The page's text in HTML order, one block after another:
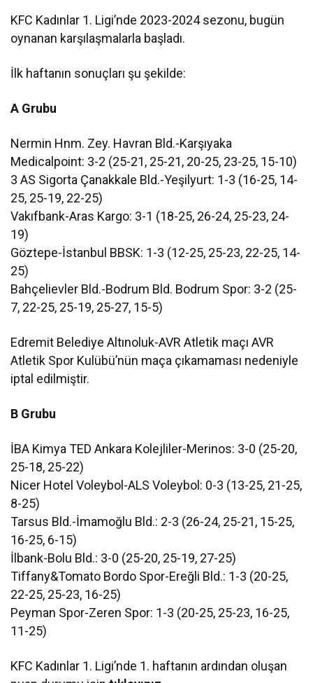
KFC Kadınlar 1. Ligi’nde 2023-2024 sezonu, bugün
oynanan karşılaşmalarla başladı.
İlk haftanın sonuçları şu şekilde:
A Grubu
Nermin Hnm. Zey. Havran Bld.-Karşıyaka
Medicalpoint: 3-2 (25-21, 25-21, 20-25, 23-25, 15-10)
3 AS Sigorta Çanakkale Bld.-Yeşilyurt: 1-3 (16-25, 14-
25, 25-19, 22-25)
Vakıfbank-Aras Kargo: 3-1 (18-25, 26-24, 25-23, 24-
19)
Göztepe-İstanbul BBSK: 1-3 (12-25, 25-23, 22-25, 14-
25)
Bahçelievler Bld.-Bodrum Bld. Bodrum Spor: 3-2 (25-
7, 22-25, 25-19, 25-27, 15-5)
Edremit Belediye Altınoluk-AVR Atletik maçı AVR
Atletik Spor Kulübü’nün maça çıkamaması nedeniyle
iptal edilmiştir.
B Grubu
İBA Kimya TED Ankara Kolejliler-Merinos: 3-0 (25-20,
25-18, 25-22)
Nicer Hotel Voleybol-ALS Voleybol: 0-3 (13-25, 21-25,
8-25)
Tarsus Bld.-İmamoğlu Bld.: 2-3 (26-24, 25-21, 15-25,
16-25, 6-15)
İlbank-Bolu Bld.: 3-0 (25-20, 25-19, 27-25)
Tiffany&Tomato Bordo Spor-Ereğli Bld.: 1-3 (20-25,
22-25, 25-23, 16-25)
Peyman Spor-Zeren Spor: 1-3 (20-25, 25-23, 16-25,
11-25)
KFC Kadınlar 1. Ligi’nde 1. haftanın ardından oluşan